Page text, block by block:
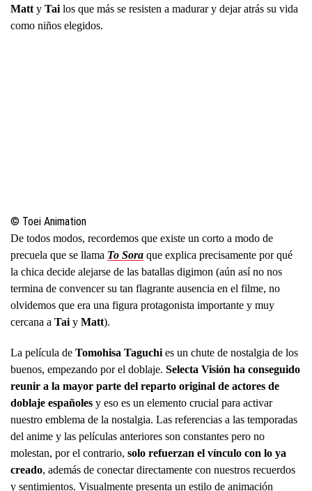
Matt y Tai los que más se resisten a madurar y dejar atrás su vida
como niños elegidos.
© Toei Animation
De todos modos, recordemos que existe un corto a modo de
precuela que se llama To Sora que explica precisamente por qué
la chica decide alejarse de las batallas digimon (aún así no nos
termina de convencer su tan flagrante ausencia en el filme, no
olvidemos que era una figura protagonista importante y muy
cercana a Tai y Matt).
La película de Tomohisa Taguchi es un chute de nostalgia de los
buenos, empezando por el doblaje. Selecta Visión ha conseguido
reunir a la mayor parte del reparto original de actores de
doblaje españoles y eso es un elemento crucial para activar
nuestro emblema de la nostalgia. Las referencias a las temporadas
del anime y las películas anteriores son constantes pero no
molestan, por el contrario, solo refuerzan el vínculo con lo ya
creado, además de conectar directamente con nuestros recuerdos
y sentimientos. Visualmente presenta un estilo de animación